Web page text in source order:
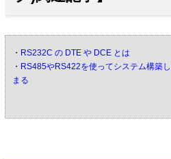
・ RS232C の DTE や DCE とは
・ RS485やRS422を使ってシステム構築
まる